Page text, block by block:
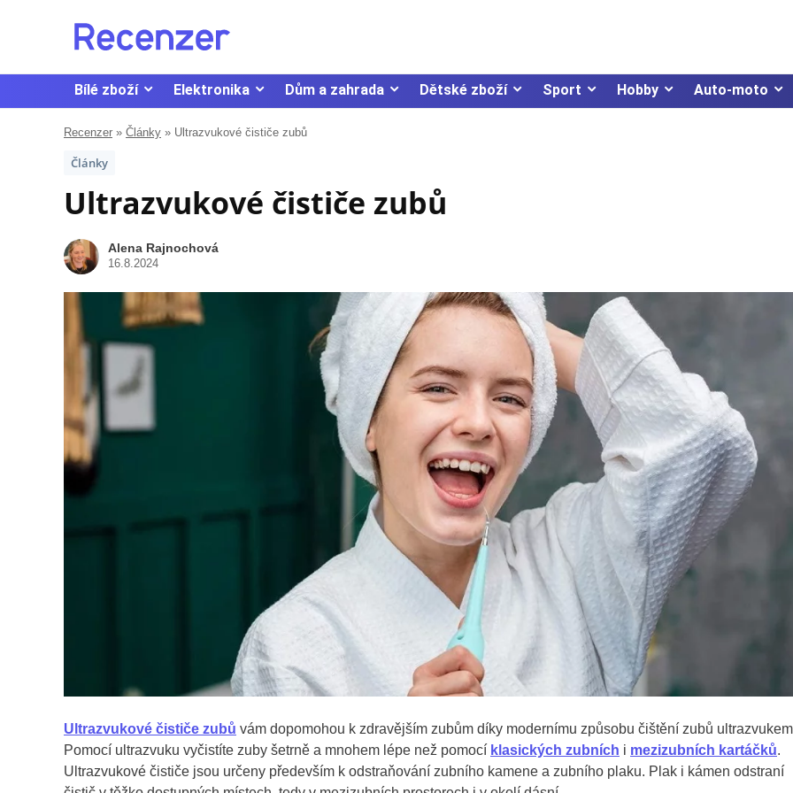
Bílé zboží Elektronika Dům a zahrada Dětské zboží Sport Hobby Auto-moto
Recenzer » Články » Ultrazvukové čističe zubů
Články
Ultrazvukové čističe zubů
Alena Rajnochová
16.8.2024
Ultrazvukové čističe zubů vám dopomohou k zdravějším zubům díky modernímu způsobu čištění zubů
Pomocí ultrazvuku vyčistíte zuby šetrně a mnohem lépe než pomocí klasických zubních i mezizubních kartáčků.
Ultrazvukové čističe jsou určeny především k odstraňování zubního kamene a zubního plaku. Plak i kámen odstraní